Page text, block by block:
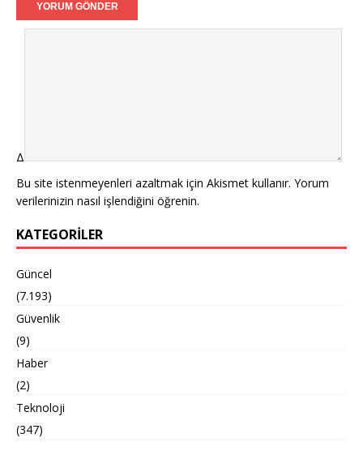
Δ
Bu site istenmeyenleri azaltmak için Akismet kullanır. Yorum
verilerinizin nasıl işlendiğini öğrenin.
KATEGORILER
Güncel
(7.193)
Güvenlik
(9)
Haber
(2)
Teknoloji
(347)